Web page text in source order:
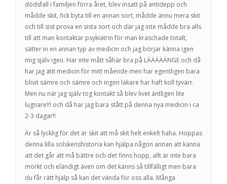
dödsfall i familjen förra året, blev insatt på antidepp och
mådde skit, fick byta till en annan sort, mådde ännu mera skit
och till sist prova en sista sort och där jag inte mådde bra alls
till att man kontaktar psykiatrin för man kraschade totalt,
sätter in en annan typ av medicin och jag börjar känna igen
mig själv igen. Har inte mått såhär bra på LÄÄÄÄÄNGE och då
har jag ätit medicin för mitt mående men har egentligen bara
blivit sämre och sämre och ingen läkare har haft koll tyvärr.
Men nu när jag själv tog kontakt så blev livet äntligen lite
lugnare!!! och då har jag bara stått på denna nya medicin i ca
2-3 dagar!!
Är så lycklig för det är skit att må skit helt enkelt haha. Hoppas
denna lilla solskenshistoria kan hjälpa någon annan att känna
att det går att må bättre och det finns hopp, allt är inte bara
mörkt och eländigt även om det känns så tillfälligt men bara
du får rätt hjälp så kan det vända för oss alla. Många